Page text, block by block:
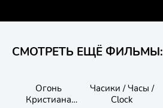
СМОТРЕТЬ ЕЩЁ ФИЛЬМЫ:
Огонь
Кристиана
Часики / Часы /
Clock